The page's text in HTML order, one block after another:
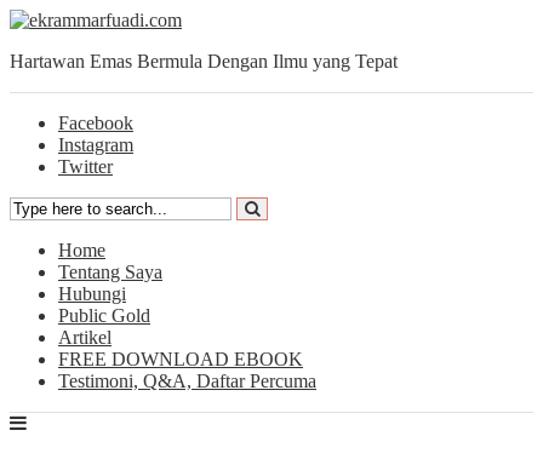
Hartawan Emas Bermula Dengan Ilmu yang Tepat
Facebook
Instagram
Twitter
Home
Tentang Saya
Hubungi
Public Gold
Artikel
FREE DOWNLOAD EBOOK
Testimoni, Q&A, Daftar Percuma